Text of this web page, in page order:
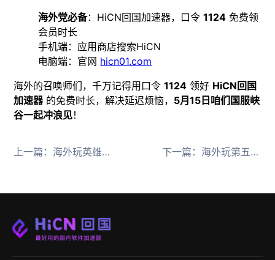
海外党必备：HiCN回国加速器，口令1124 免费领
会员时长
手机端：应用商店搜索HiCN
电脑端：官网 hicn01.com
海外的召唤师们，千万记得用口令1124 领好 HiCN回国
加速器的免费时长，解决延迟烦恼， 5月15日咱们国服峡
谷一起冲浪见！
上一篇： 海外玩英雄联盟国服延迟高？用HiCN回国加速器低延迟畅玩新皮肤意面大眼 下一篇： 海外玩第五人格频繁掉线怎么办用HiCN回国加速器网络优化低延迟畅玩